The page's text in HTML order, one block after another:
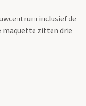
inclusief de
maquette zitten drie